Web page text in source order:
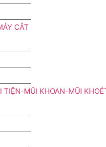
CẮT
TIỆN-MŨI KHOAN-MŨI